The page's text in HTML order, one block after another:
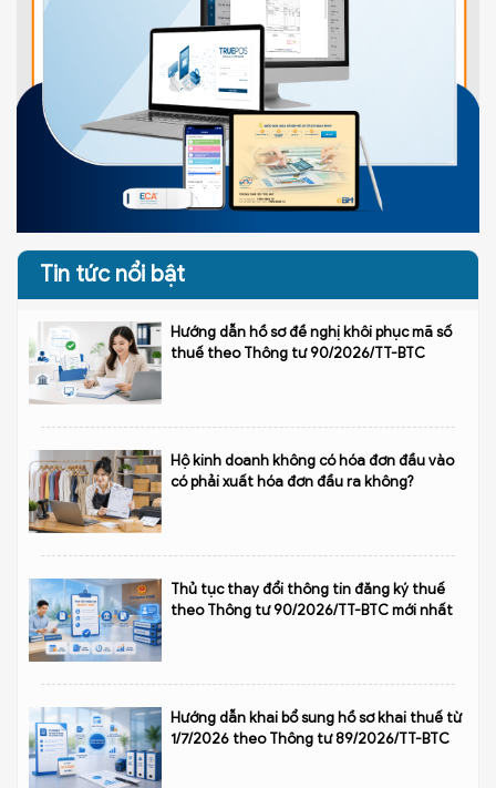
Tin tức nổi bật
Hướng dẫn hồ sơ đề nghị khôi phục mã số
thuế theo Thông tư 90/2026/TT-BTC
Hộ kinh doanh không có hóa đơn đầu vào
có phải xuất hóa đơn đầu ra không?
Thủ tục thay đổi thông tin đăng ký thuế
theo Thông tư 90/2026/TT-BTC mới nhất
Hướng dẫn khai bổ sung hồ sơ khai thuế từ
1/7/2026 theo Thông tư 89/2026/TT-BTC